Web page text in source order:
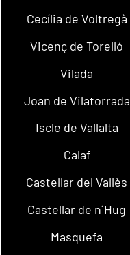
Cecília de Voltregà
Vicenç de Torelló
Vilada
Joan de Vilatorrada
Iscle de Vallalta
Calaf
Castellar del Vallès
Castellar de n´Hug
Masquefa